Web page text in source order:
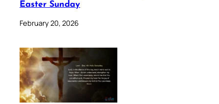
Easter Sunday
February 20, 2026